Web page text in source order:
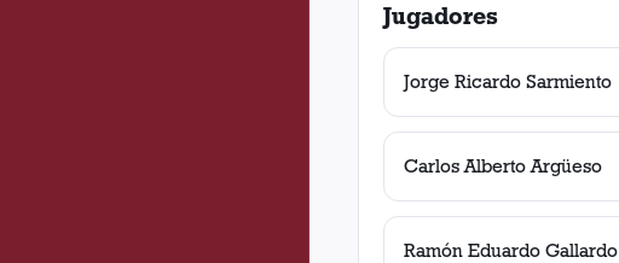
Jugadores
Jorge Ricardo Sarmiento
Carlos Alberto Argüeso
Ramón Eduardo Gallardo